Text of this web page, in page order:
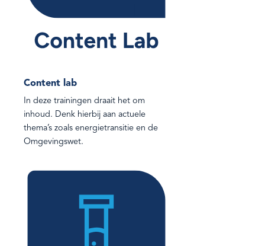
Content lab
In deze trainingen draait het om
inhoud. Denk hierbij aan actuele
thema’s zoals energietransitie en de
Omgevingswet.